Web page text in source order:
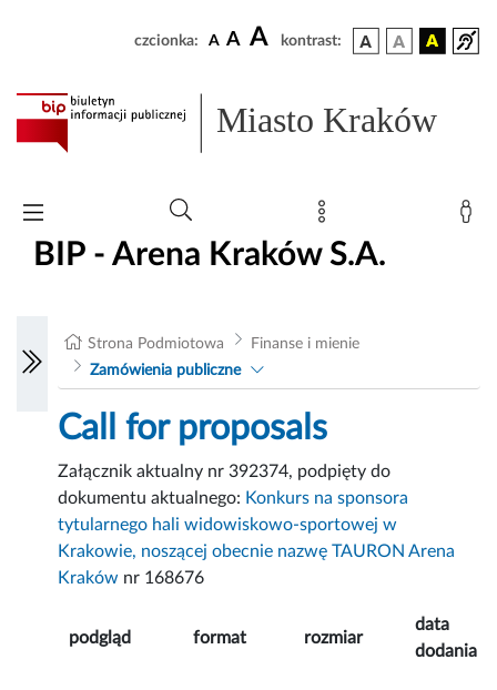
czcionka: A A A kontrast:
Miasto Kraków
BIP - Arena Kraków S.A.
Strona Podmiotowa
Finanse i mienie
Zamówienia publiczne
Call for proposals
Załącznik aktualny nr 392374, podpięty do
dokumentu aktualnego: Konkurs na sponsora
tytularnego hali widowiskowo-sportowej w
Krakowie, noszącej obecnie nazwę TAURON Arena
Kraków nr 168676
podgląd format rozmiar
data
dodania